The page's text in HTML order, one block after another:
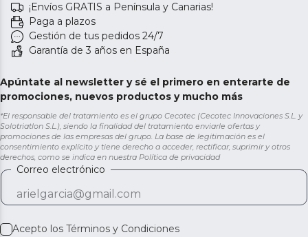
¡Envíos GRATIS a Península y Canarias!
Paga a plazos
Gestión de tus pedidos 24/7
Garantía de 3 años en España
Apúntate al newsletter y sé el primero en enterarte de
promociones, nuevos productos y mucho más
*El responsable del tratamiento es el grupo Cecotec (Cecotec Innovaciones S.L. y
Solotriatlon S.L.), siendo la finalidad del tratamiento enviarle ofertas y
promociones de las empresas del grupo. La base de legitimación es el
consentimiento explícito y tiene derecho a acceder, rectificar, suprimir y otros
derechos, como se indica en nuestra Política de privacidad
Correo electrónico
Acepto los Términos y Condiciones